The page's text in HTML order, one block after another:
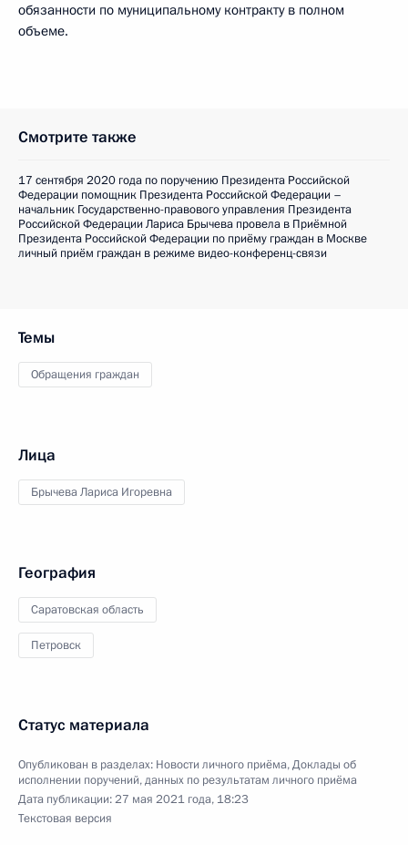
обязанности по муниципальному контракту в полном
объеме.
Смотрите также
17 сентября 2020 года по поручению Президента Российской
Федерации помощник Президента Российской Федерации –
начальник Государственно-правового управления Президента
Российской Федерации Лариса Брычева провела в Приёмной
Президента Российской Федерации по приёму граждан в Москве
личный приём граждан в режиме видео-конференц-связи
Темы
Обращения граждан
Лица
Брычева Лариса Игоревна
География
Саратовская область
Петровск
Статус материала
Опубликован в разделах: Новости личного приёма,Доклады об
исполнении поручений, данных по результатам личного приёма
Дата публикации:27 мая 2021 года, 18:23
Текстовая версия